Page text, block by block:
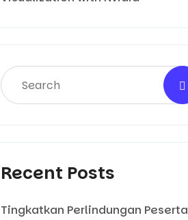
Recent Posts
Tingkatkan Perlindungan Peserta